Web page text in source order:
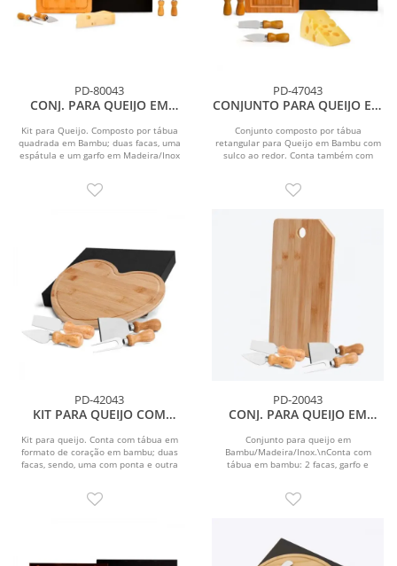
PD-80043
CONJ. PARA QUEIJO EM
PÇS
Kit para Queijo. Composto por tábua
quadrada em Bambu; duas facas, uma
espátula e um garfo em Madeira/Inox
PD-47043
CONJUNTO PARA QUEIJO EM
Conjunto composto por tábua
retangular para Queijo em Bambu com
sulco ao redor. Conta também com
PD-42043
KIT PARA QUEIJO COM
- 5 PÇS
Kit para queijo. Conta com tábua em
formato de coração em bambu; duas
facas, sendo, uma com ponta e outra
PD-20043
CONJ. PARA QUEIJO EM
OREGON - 5 PÇS
Conjunto para queijo em
Bambu/Madeira/Inox.\nConta com
tábua em bambu: 2 facas, garfo e